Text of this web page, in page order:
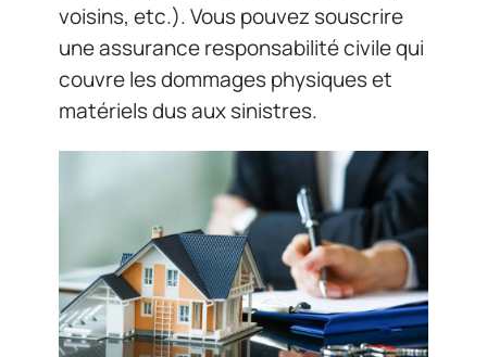
voisins, etc.). Vous pouvez souscrire
une assurance responsabilité civile qui
couvre les dommages physiques et
matériels dus aux sinistres.